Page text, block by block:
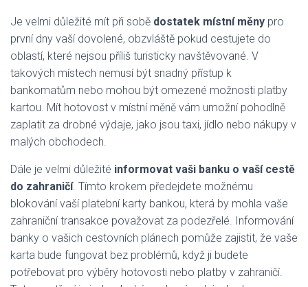
Je velmi důležité mít při sobě dostatek místní měny pro
první dny vaší dovolené, obzvláště pokud cestujete do
oblastí, které nejsou příliš turisticky navštěvované. V
takových místech nemusí být snadný přístup k
bankomatům nebo mohou být omezené možnosti platby
kartou. Mít hotovost v místní měně vám umožní pohodlně
zaplatit za drobné výdaje, jako jsou taxi, jídlo nebo nákupy v
malých obchodech.
Dále je velmi důležité informovat vaši banku o vaší cestě
do zahraničí. Tímto krokem předejdete možnému
blokování vaší platební karty bankou, která by mohla vaše
zahraniční transakce považovat za podezřelé. Informování
banky o vašich cestovních plánech pomůže zajistit, že vaše
karta bude fungovat bez problémů, když ji budete
potřebovat pro výběry hotovosti nebo platby v zahraničí.